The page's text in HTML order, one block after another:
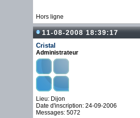
Hors ligne
11-08-2008 18:39:17
Cristal
Administrateur
Lieu: Dijon
Date d'inscription: 24-09-2006
Messages: 5072